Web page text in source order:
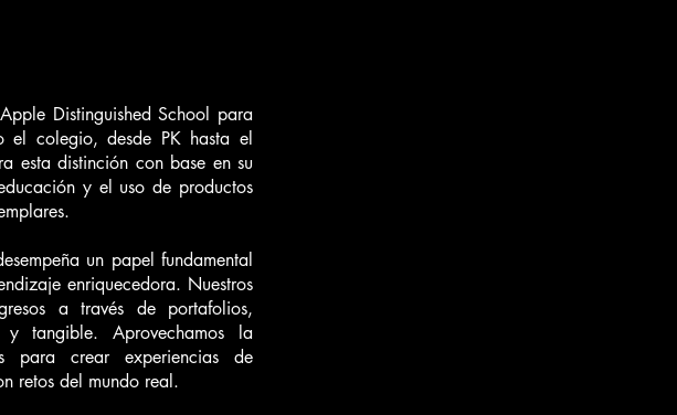
Distinguished School para
colegio, desde PK hasta el
esta distinción con base en su
y el uso de productos
un papel fundamental
enriquecedora. Nuestros
a través de portafolios,
tangible. Aprovechamos la
para crear experiencias de
retos del mundo real.